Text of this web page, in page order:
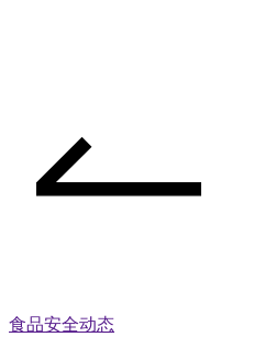
食品安全动态